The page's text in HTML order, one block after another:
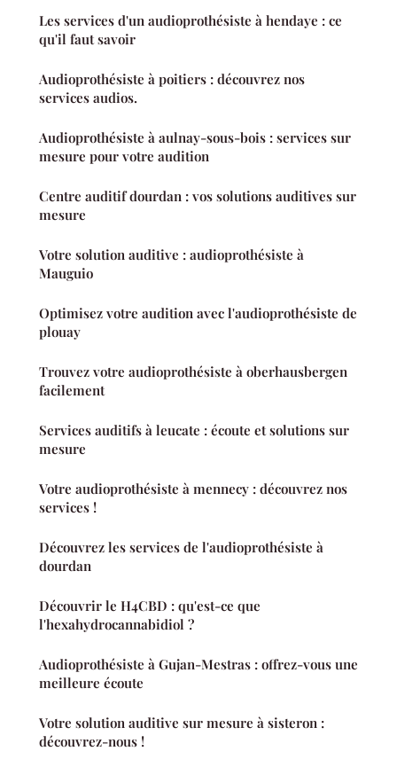
Les services d'un audioprothésiste à hendaye : ce
qu'il faut savoir
Audioprothésiste à poitiers : découvrez nos
services audios.
Audioprothésiste à aulnay-sous-bois : services sur
mesure pour votre audition
Centre auditif dourdan : vos solutions auditives sur
mesure
Votre solution auditive : audioprothésiste à
Mauguio
Optimisez votre audition avec l'audioprothésiste de
plouay
Trouvez votre audioprothésiste à oberhausbergen
facilement
Services auditifs à leucate : écoute et solutions sur
mesure
Votre audioprothésiste à mennecy : découvrez nos
services !
Découvrez les services de l'audioprothésiste à
dourdan
Découvrir le H4CBD : qu'est-ce que
l'hexahydrocannabidiol ?
Audioprothésiste à Gujan-Mestras : offrez-vous une
meilleure écoute
Votre solution auditive sur mesure à sisteron :
découvrez-nous !